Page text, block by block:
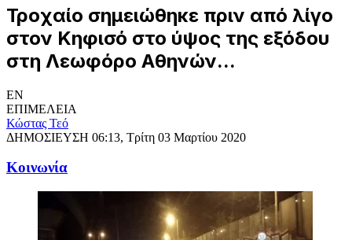
Τροχαίο σημειώθηκε πριν από λίγο
στον Κηφισό στο ύψος της εξόδου
στη Λεωφόρο Αθηνών...
EN
ΕΠΙΜΕΛΕΙΑ
Κώστας Τεό
ΔΗΜΟΣΙΕΥΣΗ 06:13, Τρίτη 03 Μαρτίου 2020
Κοινωνία